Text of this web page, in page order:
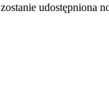
udostępniona